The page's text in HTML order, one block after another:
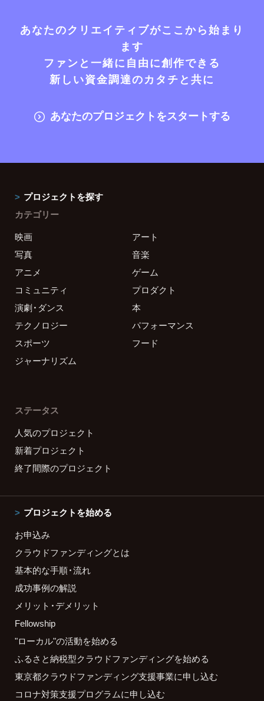
あなたのクリエイティブがここから始まり
ます
ファンと一緒に自由に創作できる
新しい資金調達のカタチと共に
あなたのプロジェクトをスタートする
プロジェクトを探す
カテゴリー
映画
アート
写真
音楽
アニメ
ゲーム
コミュニティ
プロダクト
演劇・ダンス
本
テクノロジー
パフォーマンス
スポーツ
フード
ジャーナリズム
ステータス
人気のプロジェクト
新着プロジェクト
終了間際のプロジェクト
プロジェクトを始める
お申込み
クラウドファンディングとは
基本的な手順・流れ
成功事例の解説
メリット・デメリット
Fellowship
"ローカル"の活動を始める
ふるさと納税型クラウドファンディングを始める
東京都クラウドファンディング支援事業に申し込む
コロナ対策支援プログラムに申し込む